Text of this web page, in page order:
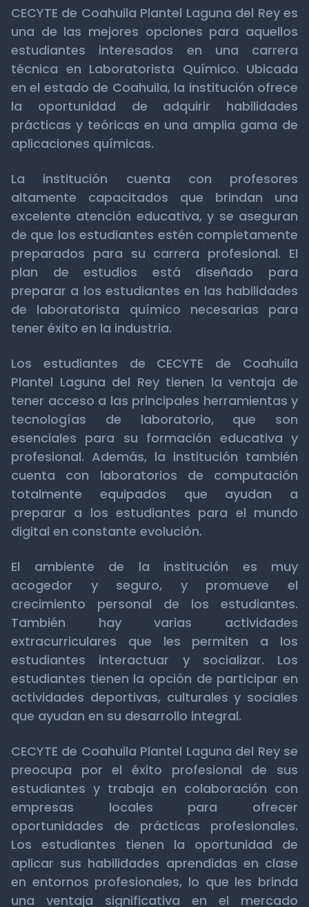
CECYTE de Coahuila Plantel Laguna del Rey es
una de las mejores opciones para aquellos
estudiantes interesados en una carrera
técnica en Laboratorista Químico. Ubicada
en el estado de Coahuila, la institución ofrece
la oportunidad de adquirir habilidades
prácticas y teóricas en una amplia gama de
aplicaciones químicas.
La institución cuenta con profesores
altamente capacitados que brindan una
excelente atención educativa, y se aseguran
de que los estudiantes estén completamente
preparados para su carrera profesional. El
plan de estudios está diseñado para
preparar a los estudiantes en las habilidades
de laboratorista químico necesarias para
tener éxito en la industria.
Los estudiantes de CECYTE de Coahuila
Plantel Laguna del Rey tienen la ventaja de
tener acceso a las principales herramientas y
tecnologías de laboratorio, que son
esenciales para su formación educativa y
profesional. Además, la institución también
cuenta con laboratorios de computación
totalmente equipados que ayudan a
preparar a los estudiantes para el mundo
digital en constante evolución.
El ambiente de la institución es muy
acogedor y seguro, y promueve el
crecimiento personal de los estudiantes.
También hay varias actividades
extracurriculares que les permiten a los
estudiantes interactuar y socializar. Los
estudiantes tienen la opción de participar en
actividades deportivas, culturales y sociales
que ayudan en su desarrollo integral.
CECYTE de Coahuila Plantel Laguna del Rey se
preocupa por el éxito profesional de sus
estudiantes y trabaja en colaboración con
empresas locales para ofrecer
oportunidades de prácticas profesionales.
Los estudiantes tienen la oportunidad de
aplicar sus habilidades aprendidas en clase
en entornos profesionales, lo que les brinda
una ventaja significativa en el mercado